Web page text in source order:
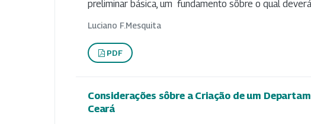
preliminar básica, um fundamento sôbre o qual
Luciano F.Mesquita
PDF
Considerações sôbre a Criação de um
Ceará